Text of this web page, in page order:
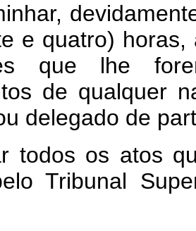
e quatro)
que lhe
de qualquer
delegado de
todos os atos
Tribunal